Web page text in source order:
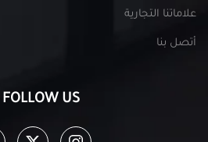
علاماتنا التجارية
أتصل بنا
FOLLOW US ...